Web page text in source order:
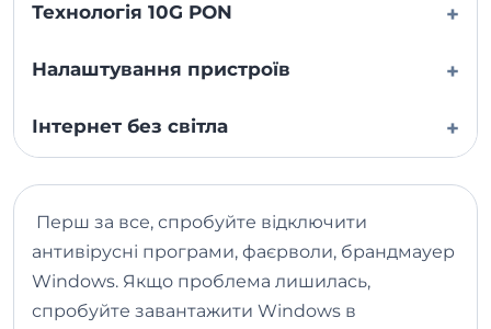
Технологія 10G PON +
Налаштування пристроїв +
Інтернет без світла +
Перш за все, спробуйте відключити
антивірусні програми, фаєрволи, брандмауер
Windows. Якщо проблема лишилась,
спробуйте завантажити Windows в